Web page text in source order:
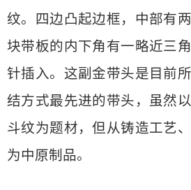
纹。四边凸起边框，中部有
块带板的内下角有一略近三
针插入。这副金带头是目前
结方式最先进的带头，虽然
斗纹为题材，但从铸造工艺
为中原制品。